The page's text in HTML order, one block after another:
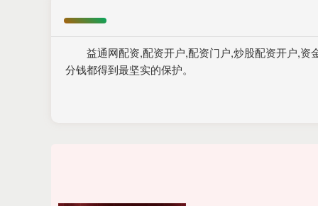
益通网配资,配资开户,配资门户,炒股配资开户,
分钱都得到最坚实的保护。